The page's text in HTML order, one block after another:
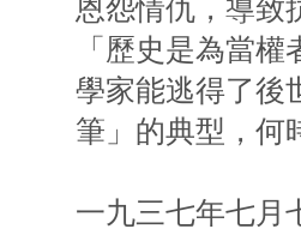
恩怨情仇，導致
「歷史是為當
學家能逃得了後
筆」的典型，何
一九三七年七月